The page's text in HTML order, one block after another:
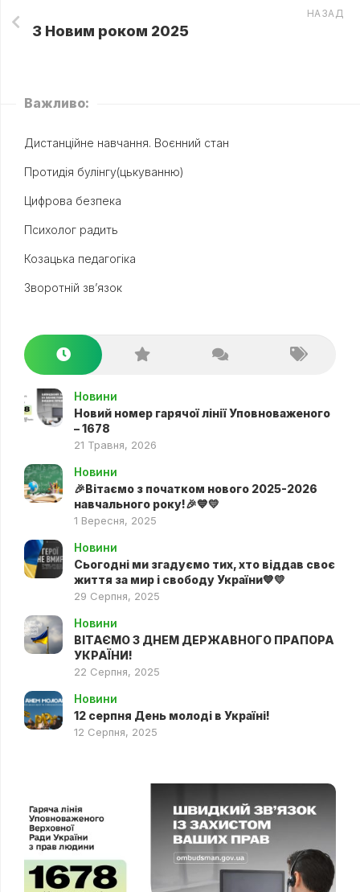
НАЗАД
З Новим роком 2025
Важливо:
Дистанційне навчання. Воєнний стан
Протидія булінгу(цькуванню)
Цифрова безпека
Психолог радить
Козацька педагогіка
Зворотній зв’язок
Новини
Новий номер гарячої лінії Уповноваженого
– 1678
21 Травня, 2026
Новини
🎉Вітаємо з початком нового 2025-2026
навчального року!🎉💙💛
1 Вересня, 2025
Новини
Сьогодні ми згадуємо тих, хто віддав своє
життя за мир і свободу України💙💛
29 Серпня, 2025
Новини
ВІТАЄМО З ДНЕМ ДЕРЖАВНОГО ПРАПОРА
УКРАЇНИ!
22 Серпня, 2025
Новини
12 серпня День молоді в Україні!
12 Серпня, 2025